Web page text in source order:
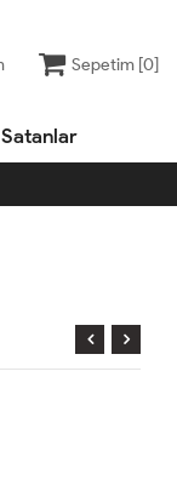
Sepetim [0]